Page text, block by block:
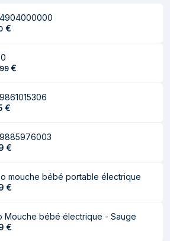
€
99 €
€
€
mouche bébé portable électrique
€
Mouche bébé électrique - Sauge
€